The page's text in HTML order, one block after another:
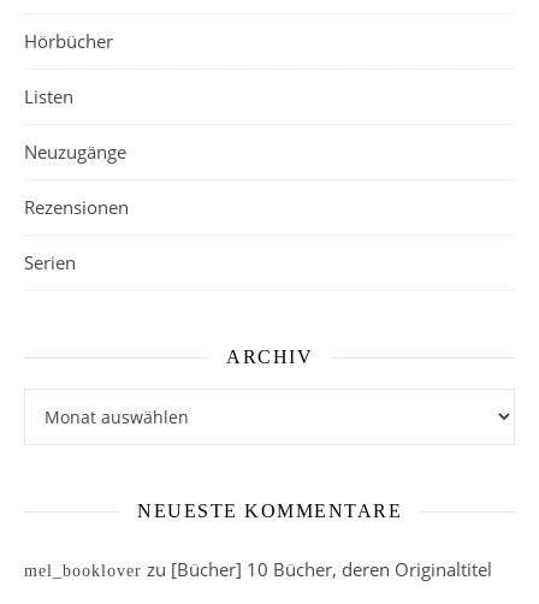
Hörbücher
Listen
Neuzugänge
Rezensionen
Serien
ARCHIV
NEUESTE KOMMENTARE
mel_booklover zu [Bücher] 10 Bücher, deren Originaltitel